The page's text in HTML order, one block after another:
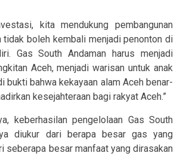
kita mendukung pembangunan
tidak boleh kembali menjadi penonton di
Gas South Andaman harus menjadi
Aceh, menjadi warisan untuk anak
bukti bahwa kekayaan alam Aceh benar-
kesejahteraan bagi rakyat Aceh.”
keberhasilan pengelolaan Gas South
diukur dari berapa besar gas yang
seberapa besar manfaat yang dirasakan